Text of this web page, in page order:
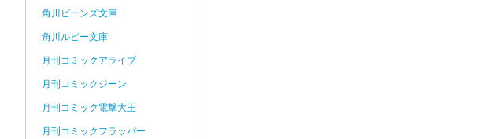
角川ビーンズ文庫
角川ルビー文庫
月刊コミックアライブ
月刊コミックジーン
月刊コミック電撃大王
月刊コミックフラッパー